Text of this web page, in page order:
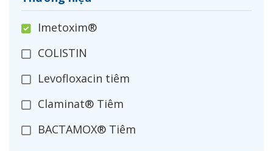
Imetoxim®
COLISTIN
Levofloxacin tiêm
Claminat® Tiêm
BACTAMOX® Tiêm